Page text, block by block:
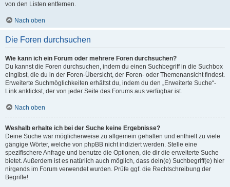
von den Listen entfernen.
Nach oben
Die Foren durchsuchen
Wie kann ich ein Forum oder mehrere Foren durchsuchen?
Du kannst die Foren durchsuchen, indem du einen Suchbegriff in die Suchbox
eingibst, die du in der Foren-Übersicht, der Foren- oder Themenansicht findest.
Erweiterte Suchmöglichkeiten erhältst du, indem du den „Erweiterte Suche“-
Link anklickst, der von jeder Seite des Forums aus verfügbar ist.
Nach oben
Weshalb erhalte ich bei der Suche keine Ergebnisse?
Deine Suche war möglicherweise zu allgemein gehalten und enthielt zu viele
gängige Wörter, welche von phpBB nicht indiziert werden. Stelle eine
spezifischere Anfrage und benutze die Optionen, die dir die erweiterte Suche
bietet. Außerdem ist es natürlich auch möglich, dass dein(e) Suchbegriff(e) hier
nirgends im Forum verwendet wurden. Prüfe ggf. die Rechtschreibung der
Begriffe!